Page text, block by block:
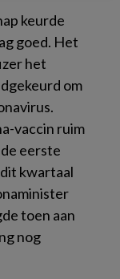
keurde
goed. Het
het
om
vaccin ruim
eerste
kwartaal
toen aan
nog